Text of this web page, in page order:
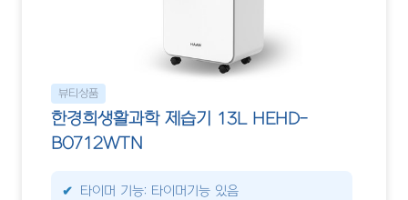
뷰티상품
한경희생활과학 제습기 13L HEHD-
B0712WTN
타이머 기능: 타이머기능 있음